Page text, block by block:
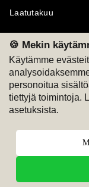
🍪 Mekin
Käytämme
personoitua
tiettyjä toimintoja.
asetuksista.
Laatutakuu
Maksutavat
M